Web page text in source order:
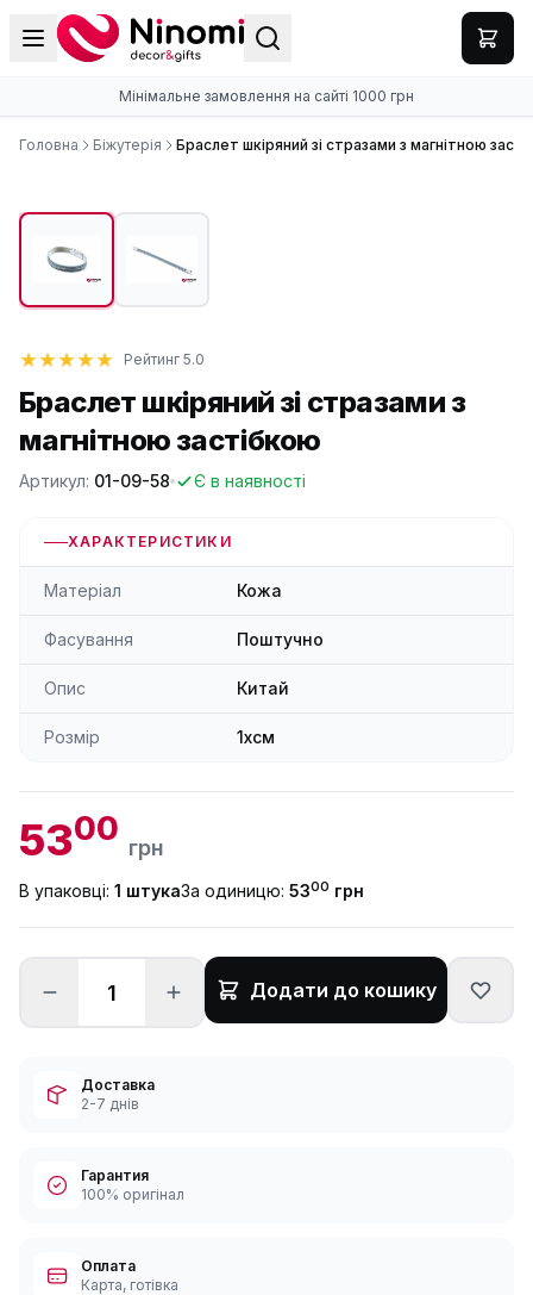
Мінімальне замовлення на сайті 1000 грн
Головна Біжутерія Браслет шкіряний зі стразами з магнітною
Рейтинг 5.0
Браслет шкіряний зі стразами з
магнітною застібкою
Артикул: 01-09-58 Є в наявності
ХАРАКТЕРИСТИКИ
Матеріал Кожа
Фасування Поштучно
Опис Китай
Розмір 1xсм
5300 грн
В упаковці: 1 штукаЗа одиницю: 5300 грн
Додати до кошику
Доставка
2-7 днів
Гарантия
100% оригінал
Оплата
Карта, готівка